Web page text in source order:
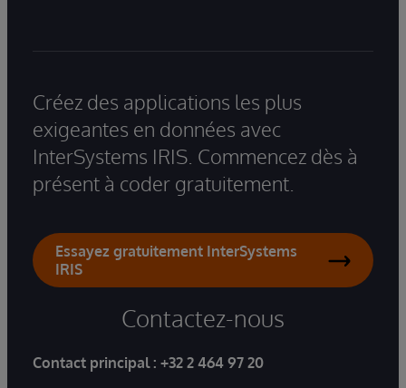
Créez des applications les plus
exigeantes en données avec
InterSystems IRIS. Commencez dès à
présent à coder gratuitement.
Essayez gratuitement InterSystems
IRIS
Contactez-nous
Contact principal : +32 2 464 97 20